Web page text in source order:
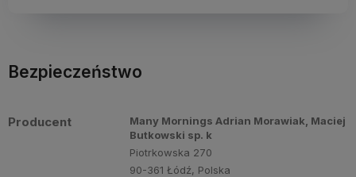
Bezpieczeństwo
Producent
Many Mornings Adrian Morawiak, Maciej
Butkowski sp. k
Piotrkowska 270
90-361 Łódź, Polska